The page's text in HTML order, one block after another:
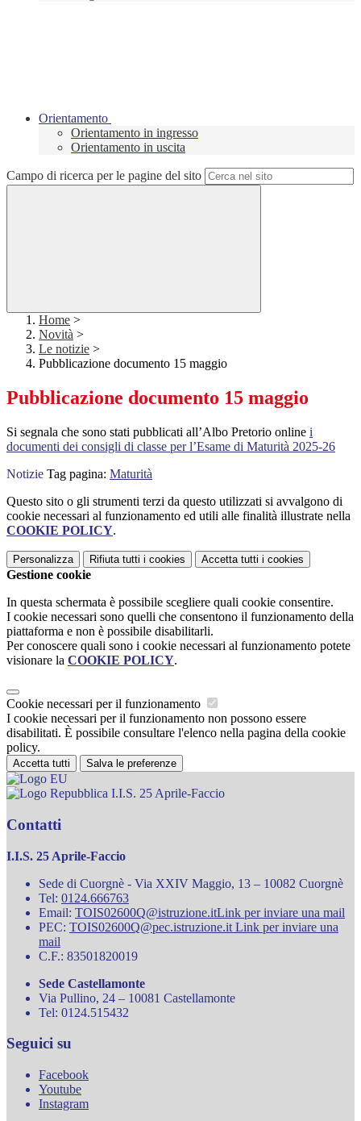
Orientamento
Orientamento in ingresso
Orientamento in uscita
Campo di ricerca per le pagine del sito
Home >
Novità >
Le notizie >
Pubblicazione documento 15 maggio
Pubblicazione documento 15 maggio
Si segnala che sono stati pubblicati all’Albo Pretorio online i
documenti dei consigli di classe per l’Esame di Maturità 2025-26
Notizie Tag pagina: Maturità
Questo sito o gli strumenti terzi da questo utilizzati si avvalgono di
cookie necessari al funzionamento ed utili alle finalità illustrate nella
COOKIE POLICY.
Personalizza Rifiuta tutti i cookies Accetta tutti i cookies
Gestione cookie
In questa schermata è possibile scegliere quali cookie consentire.
I cookie necessari sono quelli che consentono il funzionamento della
piattaforma e non è possibile disabilitarli.
Per conoscere quali sono i cookie necessari al funzionamento potete
visionare la COOKIE POLICY.
Cookie necessari per il funzionamento
I cookie necessari per il funzionamento non possono essere
disabilitati. È possibile consultare l'elenco nella pagina della cookie
policy.
Accetta tutti Salva le preferenze
I.I.S. 25 Aprile-Faccio
Contatti
I.I.S. 25 Aprile-Faccio
Sede di Cuorgnè - Via XXIV Maggio, 13 – 10082 Cuorgnè
Tel: 0124.666763
Email: TOIS02600Q@istruzione.itLink per inviare una mail
PEC: TOIS02600Q@pec.istruzione.it Link per inviare una
mail
C.F.: 83501820019
Sede Castellamonte
Via Pullino, 24 – 10081 Castellamonte
Tel: 0124.515432
Seguici su
Facebook
Youtube
Instagram